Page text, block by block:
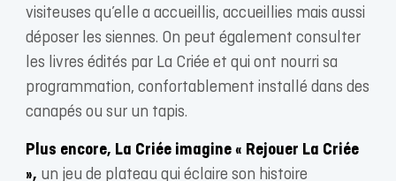
visiteuses qu’elle a accueillis, accueillies mais aussi
déposer les siennes. On peut également consulter
les livres édités par La Criée et qui ont nourri sa
programmation, confortablement installé dans des
canapés ou sur un tapis.
Plus encore, La Criée imagine « Rejouer La Criée
», un jeu de plateau qui éclaire son histoire